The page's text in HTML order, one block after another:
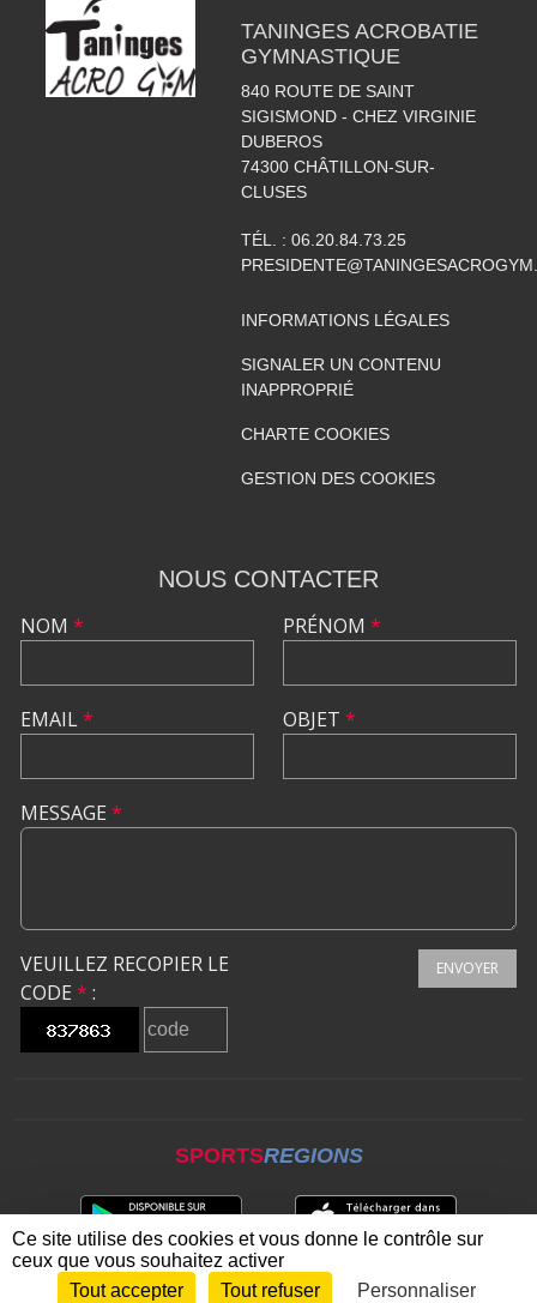
TANINGES ACROBATIE
GYMNASTIQUE
840 ROUTE DE SAINT
SIGISMOND - CHEZ VIRGINIE
DUBEROS
74300 CHÂTILLON-SUR-
CLUSES
TÉL. : 06.20.84.73.25
INFORMATIONS LÉGALES
SIGNALER UN CONTENU
INAPPROPRIÉ
CHARTE COOKIES
GESTION DES COOKIES
NOUS CONTACTER
NOM *
EMAIL*
PRÉNOM *
OBJET *
MESSAGE *
VEUILLEZ RECOPIER LE
CODE * :
ENVOYER
SPORTSREGIONS
Envie de participer ? CONNEXION
Ce site utilise des cookies et vous donne le contrôle sur
ceux que vous souhaitez activer
Tout accepter
Tout refuser Personnaliser